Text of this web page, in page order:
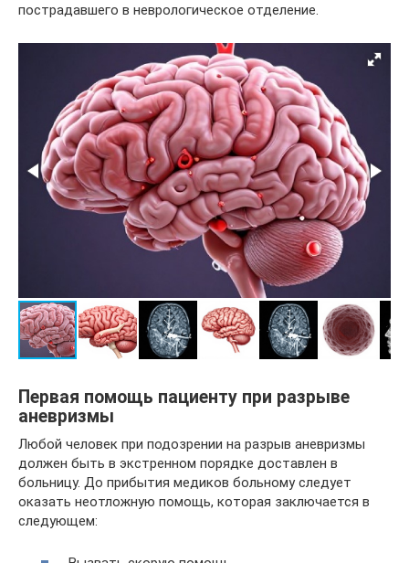
пострадавшего в неврологическое отделение.
Первая помощь пациенту при разрыве
аневризмы
Любой человек при подозрении на разрыв аневризмы
должен быть в экстренном порядке доставлен в
больницу. До прибытия медиков больному следует
оказать неотложную помощь, которая заключается в
следующем: